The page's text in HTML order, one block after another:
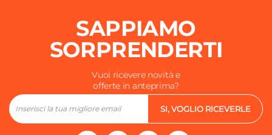
SAPPIAMO
SORPRENDERTI
Vuoi ricevere novità e
offerte in anteprima?
SI, VOGLIO RICEVERLE